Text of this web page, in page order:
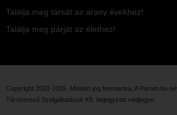
Találja meg társát az arany évekhez!
Találja meg párját az élethez!
Copyright 2003-2026. Minden jog fenntartva. A Párom.hu
Társkereső Szolgáltatások Kft. bejegyzett védjegye.